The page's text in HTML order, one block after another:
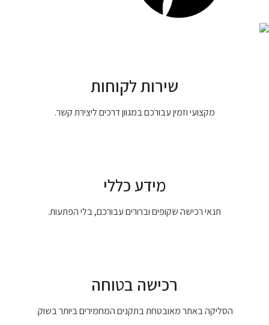
שירות לקוחות
מקצועי וזמין עבורכם במגוון דרכים ליצירת קשר.
מידע כללי
תנאי רכישה שקופים וברורים עבורכם, בלי הפתעות.
רכישה בטוחה
הסליקה באתר מאובטחת בתקנים המחמירים ביותר בשוק.